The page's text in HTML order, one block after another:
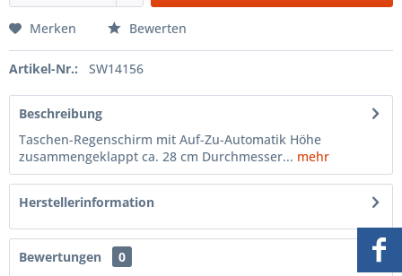
Merken Bewerten
Artikel-Nr.: SW14156
Beschreibung
Taschen-Regenschirm mit Auf-Zu-Automatik Höhe
zusammengeklappt ca. 28 cm Durchmesser... mehr
Herstellerinformation
Bewertungen
0